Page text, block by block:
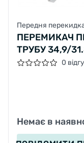
Передня
ПЕРЕМИКАЧ
ТРУБУ 34,9/
УНИВЕРСАЛ.
0
Немає в